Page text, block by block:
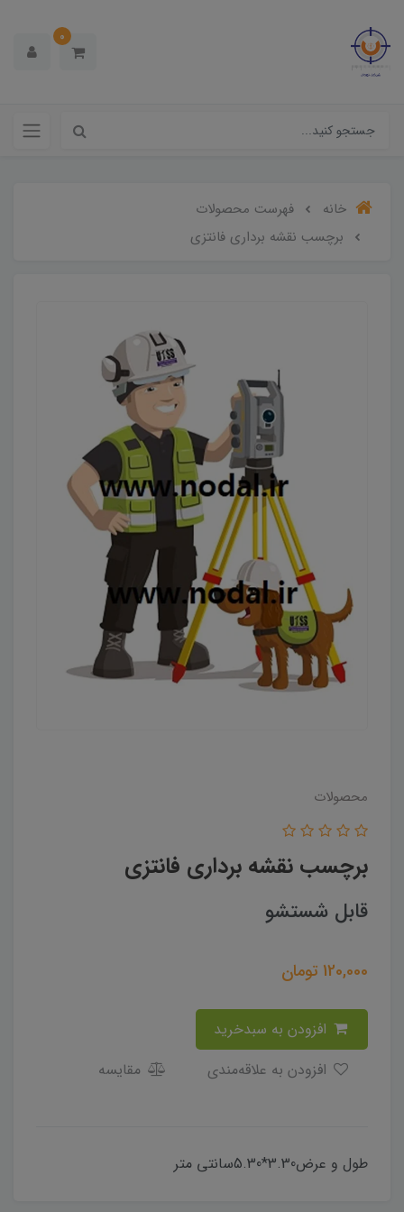
0
خانه
فهرست محصولات
برچسب نقشه برداری فانتزی
محصولات
برچسب نقشه برداری فانتزی
قابل شستشو
120,000 تومان
مقایسه
طول و عرض3.30*5.30سانتی متر